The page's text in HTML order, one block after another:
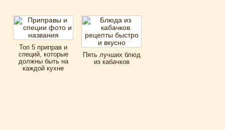
Топ 5 приправ и
специй, которые
должны быть на
каждой кухне
Пять лучших блюд
из кабачков